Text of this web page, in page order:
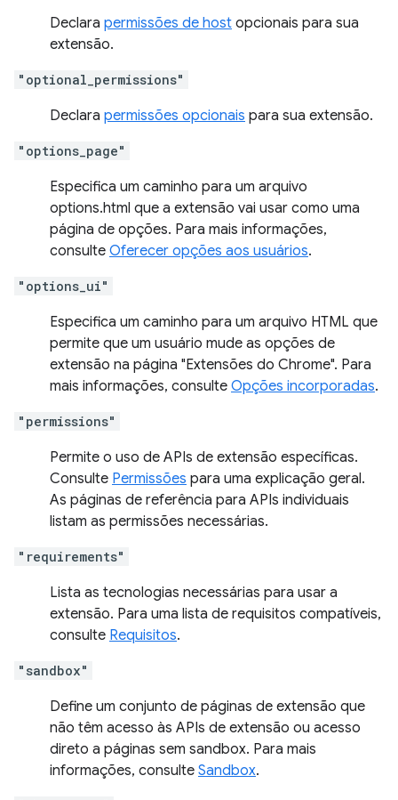
Declara permissões de host opcionais para sua
extensão.
"optional_permissions"
Declara permissões opcionais para sua extensão.
"options_page"
Especifica um caminho para um arquivo
options.html que a extensão vai usar como uma
página de opções. Para mais informações,
consulte Oferecer opções aos usuários.
"options_ui"
Especifica um caminho para um arquivo HTML que
permite que um usuário mude as opções de
extensão na página "Extensões do Chrome". Para
mais informações, consulte Opções incorporadas.
"permissions"
Permite o uso de APIs de extensão específicas.
Consulte Permissões para uma explicação geral.
As páginas de referência para APIs individuais
listam as permissões necessárias.
"requirements"
Lista as tecnologias necessárias para usar a
extensão. Para uma lista de requisitos compatíveis,
consulte Requisitos.
"sandbox"
Define um conjunto de páginas de extensão que
não têm acesso às APIs de extensão ou acesso
direto a páginas sem sandbox. Para mais
informações, consulte Sandbox.